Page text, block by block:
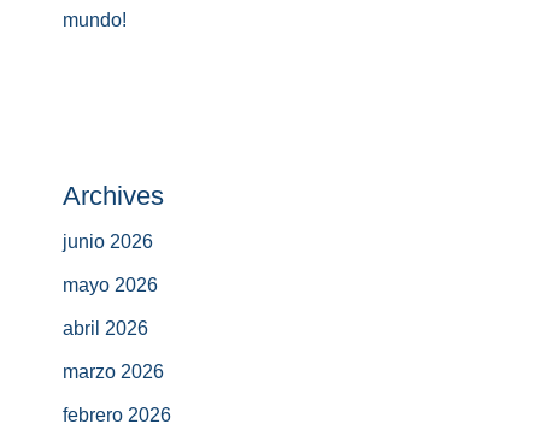
mundo!
Archives
junio 2026
mayo 2026
abril 2026
marzo 2026
febrero 2026